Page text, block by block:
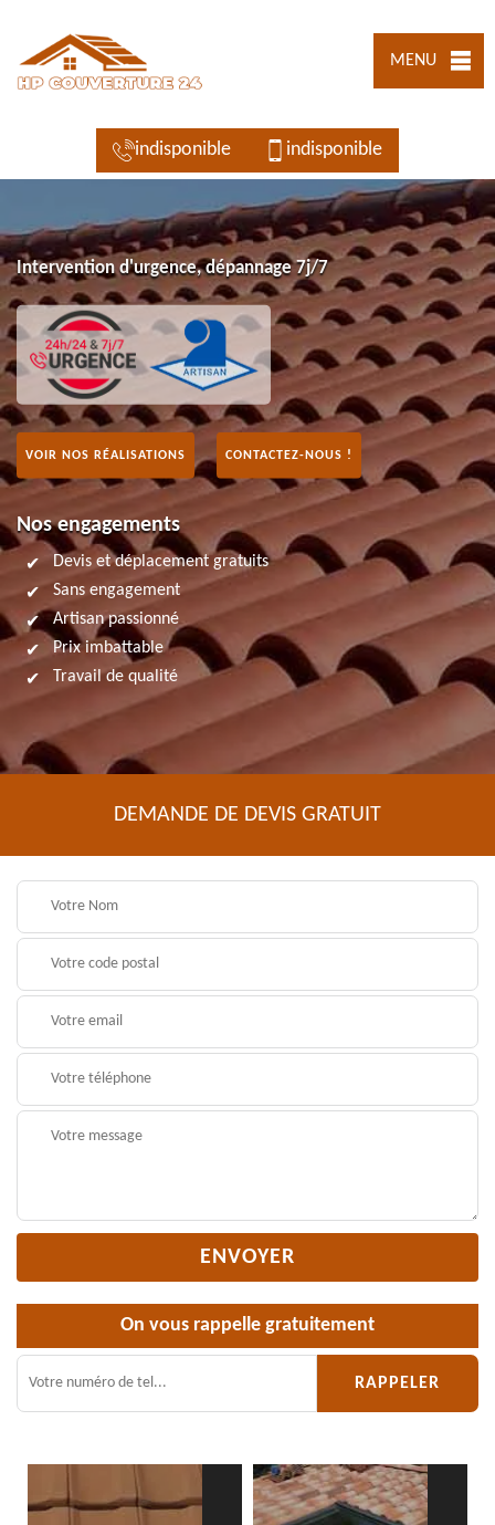
MENU
indisponible indisponible
Intervention d'urgence, dépannage 7j/7
VOIR NOS RÉALISATIONS CONTACTEZ-NOUS !
Nos engagements
Devis et déplacement gratuits
Sans engagement
Artisan passionné
Prix imbattable
Travail de qualité
DEMANDE DE DEVIS GRATUIT
On vous rappelle gratuitement